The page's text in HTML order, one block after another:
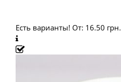
Есть варианты! От: 16.50 грн.